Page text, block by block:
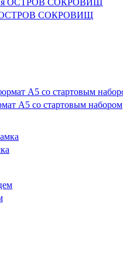
ОСТРОВ СОКРОВИЩ
А5 со стартовым набором